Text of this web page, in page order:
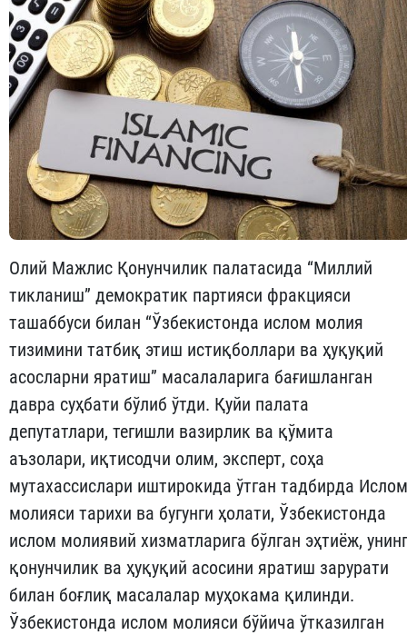
Олий Мажлис Қонунчилик палатасида “Миллий
тикланиш” демократик партияси фракцияси
ташаббуси билан “Ўзбекистонда ислом молия
тизимини татбиқ этиш истиқболлари ва ҳуқуқий
асосларни яратиш” масалаларига бағишланган
давра суҳбати бўлиб ўтди. Қуйи палата
депутатлари, тегишли вазирлик ва қўмита
аъзолари, иқтисодчи олим, эксперт, соҳа
мутахассислари иштирокида ўтган тадбирда Ислом
молияси тарихи ва бугунги ҳолати, Ўзбекистонда
ислом молиявий хизматларига бўлган эҳтиёж, унинг
қонунчилик ва ҳуқуқий асосини яратиш зарурати
билан боғлиқ масалалар муҳокама қилинди.
Ўзбекистонда ислом молияси бўйича ўтказилган